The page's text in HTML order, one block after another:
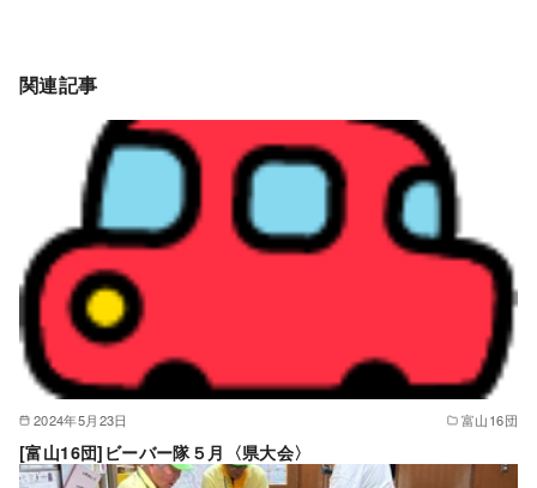
関連記事
2024年5月23日 富山16団
[富山16団]ビーバー隊５月〈県大会〉